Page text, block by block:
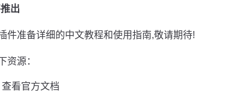
出
件准备详细的中文教程和使用指南,敬请期待!
资源：
查看官方文档